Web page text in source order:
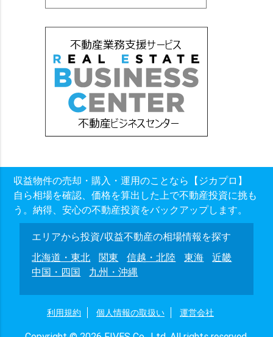
収益物件の売却・購入・運用のことなら【ジカプロ】
自ら相場を確認、価格を算出した上で不動産投資に挑も
う。納得、安心の不動産投資をバックアップします。
エリアから投資/収益不動産の相場情報を探す
北海道・東北
関東 信越・北陸 東海
近畿
中国・四国
九州・沖縄
利用規約 個人情報の取扱い 運営会社